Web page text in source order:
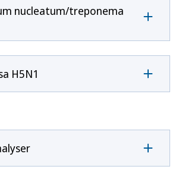
nucleatum/treponema
H5N1